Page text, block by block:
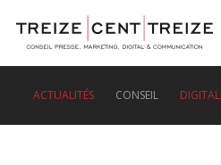
ACTUALITÉS CONSEIL DIGITAL